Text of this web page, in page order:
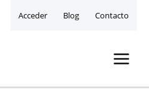
Acceder Blog Contacto